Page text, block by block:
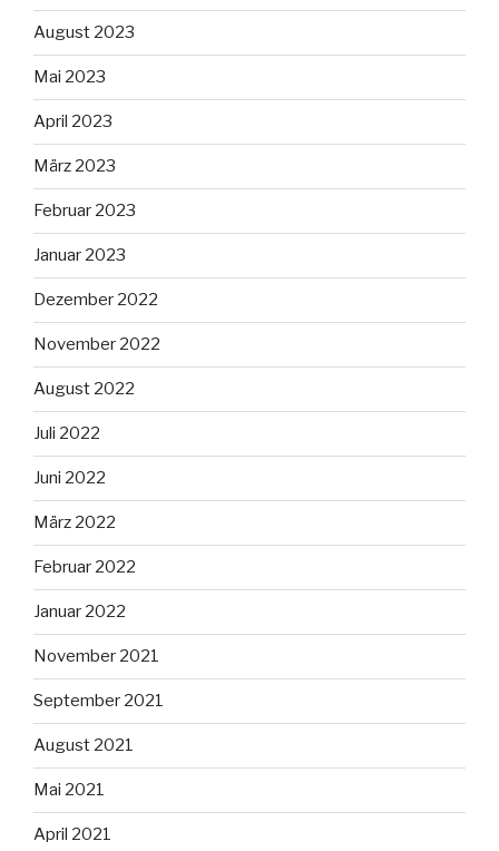
August 2023
Mai 2023
April 2023
März 2023
Februar 2023
Januar 2023
Dezember 2022
November 2022
August 2022
Juli 2022
Juni 2022
März 2022
Februar 2022
Januar 2022
November 2021
September 2021
August 2021
Mai 2021
April 2021